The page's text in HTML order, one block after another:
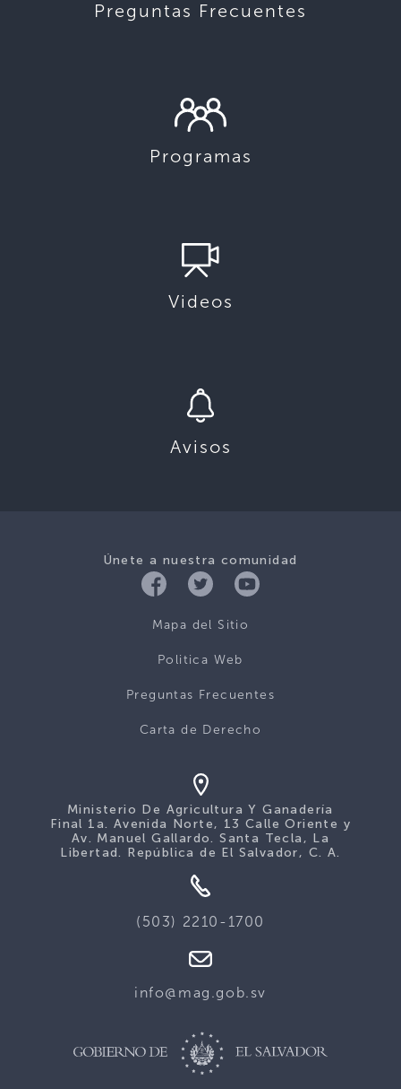
Preguntas Frecuentes
Programas
Videos
Avisos
Únete a nuestra comunidad
Mapa del Sitio
Politica Web
Preguntas Frecuentes
Carta de Derecho
Ministerio De Agricultura Y Ganadería
Final 1a. Avenida Norte, 13 Calle Oriente y
Av. Manuel Gallardo. Santa Tecla, La
Libertad. República de El Salvador, C. A.
(503) 2210-1700
info@mag.gob.sv